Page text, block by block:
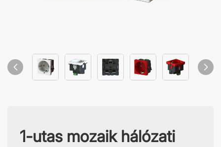
1-utas mozaik hálózati